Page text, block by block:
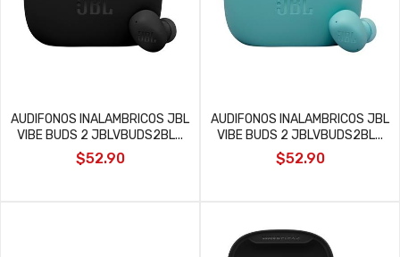
AUDIFONOS INALAMBRICOS JBL
VIBE BUDS 2 JBLVBUDS2BL...
$52.90
AUDIFONOS INALAMBRICOS JBL
VIBE BUDS 2 JBLVBUDS2BL...
$52.90